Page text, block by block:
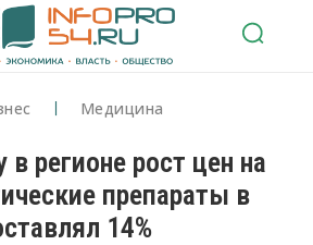
Медицина
в регионе рост цен на
препараты в
14%